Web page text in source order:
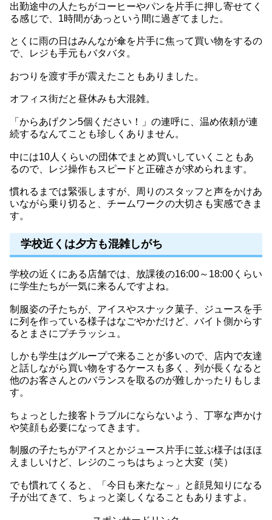
出勤途中の人たちがコーヒーやパンを片手に押し寄せてく
る感じで、1時間があっという間に過ぎてました。
とくに雨の日はみんなが傘を片手に焦って買い物をするの
で、レジも手元もバタバタ。
おつりを渡す手が震えたこともありました。
オフィス街だと昼休みも大混雑。
「からあげクン5個ください！」の連呼に、温め依頼が連
続するなんてことも珍しくありません。
中には10人くらいの団体でまとめ買いしていくこともあ
るので、レジ操作もスピードと正確さが求められます。
慣れるまでは緊張しますが、周りのスタッフと声をかけあ
いながら乗り切ると、チームワークの大切さも実感できま
す。
学校近くは夕方も混雑しがち
学校の近くにある店舗では、放課後の16:00～18:00くらい
に学生たちが一気に来るんですよね。
制服姿の子たちが、アイスやスナック菓子、ジュースを手
に列を作っている様子はなごやかだけど、バイト側からす
るとまさにプチラッシュ。
しかも学生はグループで来ることが多いので、店内で友達
と話しながら買い物をするケースも多く、列が長くなると
他のお客さんとのバランスを取るのが難しかったりもしま
す。
ちょっとした接客トラブルにならないよう、丁寧な声かけ
や笑顔も必要になってきます。
制服の子たちがアイスとかジュース片手に並ぶ様子はほほ
えましいけど、レジのこっちはちょっと大変（笑）
でも慣れてくると、「今日も来たな～」と顔見知りになる
子が出てきて、ちょっと楽しくなることもありますよ。